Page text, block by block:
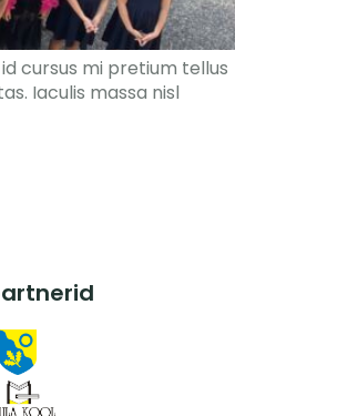
cursus mi pretium tellus
Iaculis massa nisl